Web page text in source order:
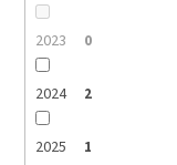
2023 0
2024 2
2025 1